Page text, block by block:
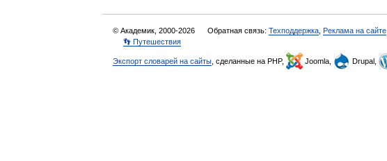
© Академик, 2000-2026 Обратная связь: Техподдержка Реклама на сайте
👣 Путешествия
Экспорт словарей на сайты , сделанные на PHP, Joomla, Drupal,